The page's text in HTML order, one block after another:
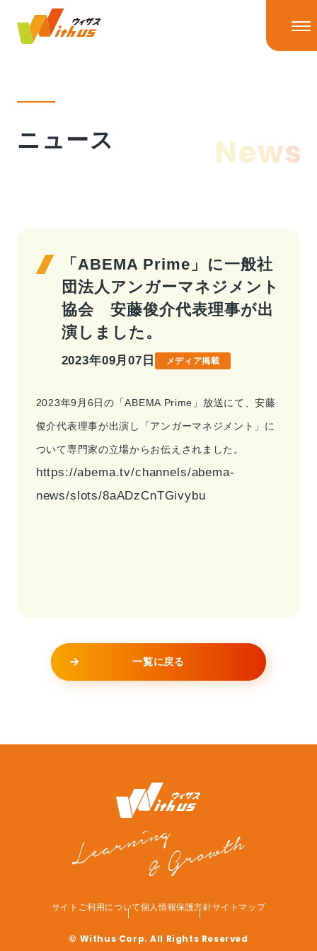
事業情報
事業情報トップ
高校・大学事業
カンパニー
学習塾事業
カンパニー
企業情報
企業情報トップ
役員紹介
沿革
お問い合わせ
お問い合わせトップ
よくあるご質問
採用情報
ニュース News
「ABEMA Prime」に一般社
団法人アンガーマネジメント
協会 安藤俊介代表理事が出
演しました。
2023年09月07日 メディア掲載
2023年9月6日の「ABEMA Prime」放送にて、安藤
俊介代表理事が出演し「アンガーマネジメント」に
ついて専門家の立場からお伝えされました。
https://abema.tv/channels/abema-
news/slots/8aADzCnTGivybu
一覧に戻る
サイトご利用について個人情報保護方針サイトマップ
© Withus Corp. All Rights Reserved